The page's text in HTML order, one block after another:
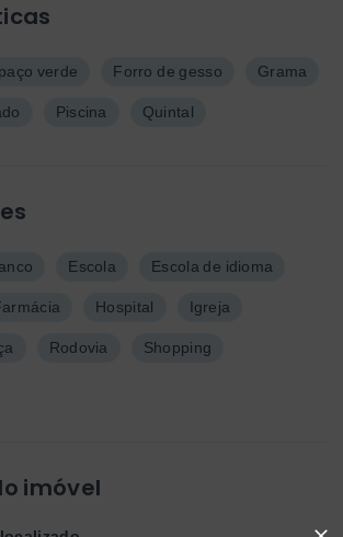
verde Forro de gesso Grama
Piscina Quintal
Escola Escola de idioma
Hospital Igreja
Rodovia Shopping
imóvel